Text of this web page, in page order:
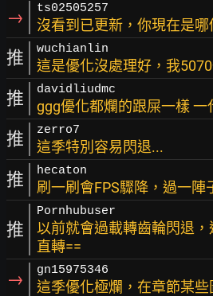
→ ts02505257
沒看到已更新，你現在是哪
推 wuchianlin
這是優化沒處理好，我
推 davidliudmc
ggg優化都爛的跟屎一樣 一
推 zerro7
這季特別容易閃退...
推 hecaton
刷一刷會FPS驟降，過一陣
推
Pornhubuser
以前就會過載轉齒輪閃退
直轉==
→ gn15975346
這季優化極爛，在章節某